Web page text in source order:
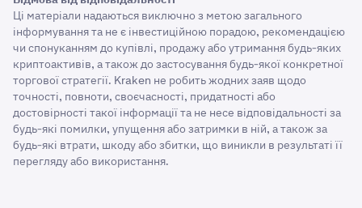
Ці матеріали надаються виключно з метою загального
інформування та не є інвестиційною порадою, рекомендацією
чи спонуканням до купівлі, продажу або утримання будь-яких
криптоактивів, а також до застосування будь-якої конкретної
торгової стратегії. Kraken не робить жодних заяв щодо
точності, повноти, своєчасності, придатності або
достовірності такої інформації та не несе відповідальності за
будь-які помилки, упущення або затримки в ній, а також за
будь-які втрати, шкоду або збитки, що виникли в результаті її
перегляду або використання.